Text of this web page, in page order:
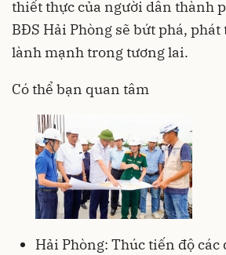
thiết thực của người dân thành
BĐS Hải Phòng sẽ bứt phá,
lành mạnh trong tương lai.
Có thể bạn quan tâm
Hải Phòng: Thúc tiến độ